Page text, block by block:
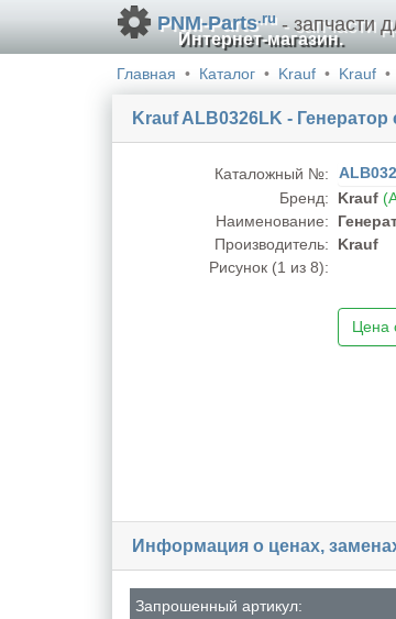
PNM-Parts.ru- запчасти
Интернет-магазин.
Главная Каталог Krauf Krauf
Krauf ALB0326LK -
Каталожный №:
Бренд:
Krauf
Наименование:
Производитель:
Krauf
Рисунок (1 из 8):
Цена
Информация о ценах,
Запрошенный артикул: